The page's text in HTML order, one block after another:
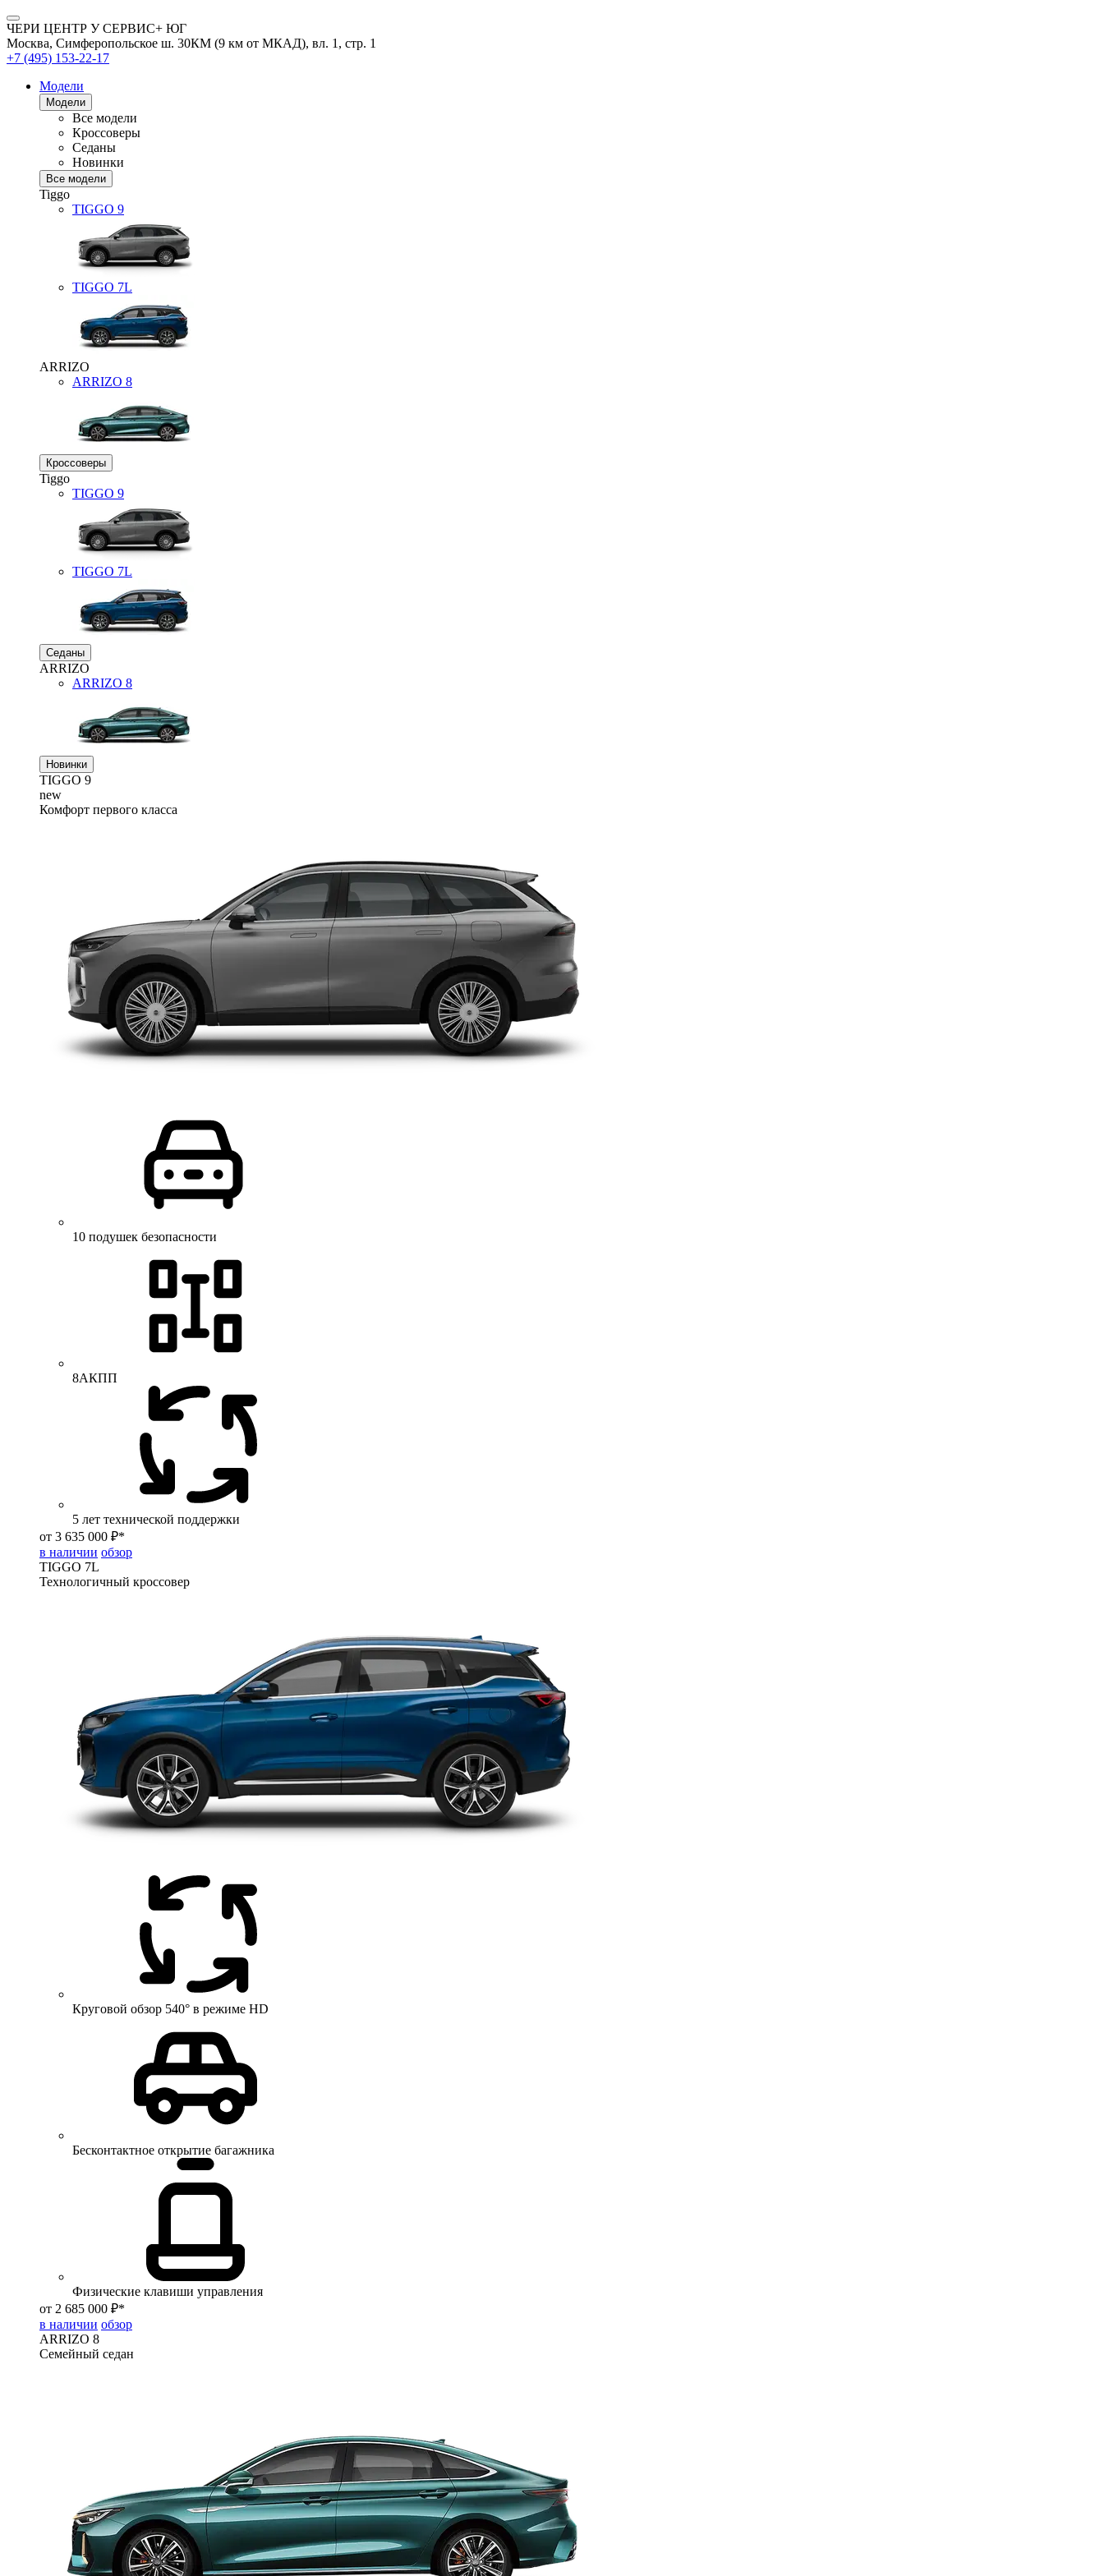
ЧЕРИ ЦЕНТР У СЕРВИС+ ЮГ
Москва, Симферопольское ш. 30КМ (9 км от МКАД), вл. 1, стр. 1
+7 (495) 153-22-17
Модели
Модели
Все модели
Кроссоверы
Седаны
Новинки
Все модели
Tiggo
TIGGO 9
TIGGO 7L
ARRIZO
ARRIZO 8
Кроссоверы
Tiggo
TIGGO 9
TIGGO 7L
Седаны
ARRIZO
ARRIZO 8
Новинки
TIGGO 9
new
Комфорт первого класса
10 подушек безопасности
8АКПП
5 лет технической поддержки
от 3 635 000 ₽*
в наличии обзор
TIGGO 7L
Технологичный кроссовер
Круговой обзор 540° в режиме HD
Бесконтактное открытие багажника
Физические клавиши управления
от 2 685 000 ₽*
в наличии обзор
ARRIZO 8
Семейный седан